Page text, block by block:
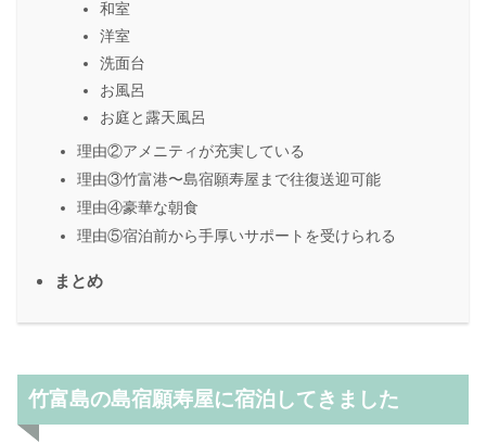
和室
洋室
洗面台
お風呂
お庭と露天風呂
理由②アメニティが充実している
理由③竹富港〜島宿願寿屋まで往復送迎可能
理由④豪華な朝食
理由⑤宿泊前から手厚いサポートを受けられる
まとめ
竹富島の島宿願寿屋に宿泊してきました